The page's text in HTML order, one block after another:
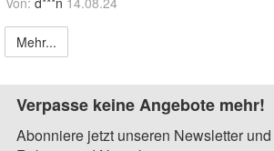
Mehr...
Verpasse keine Angebote mehr!
Abonniere jetzt unseren Newsletter